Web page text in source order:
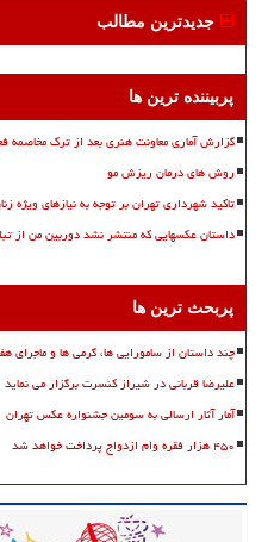
جدیدترین مطالب
پربیننده ترین ها
گزارش آماری معاونت هنری بعد از ترک مخاصمه فعالیت ۸۵گالری و ۴۷
روش های درمان ریزش مو
تاکید شهرداری تهران بر توجه به نیازهای ویژه
داستان عکسهایی که منتشر نشد دوربین من از
پربحث ترین ها
چند داستان از سامورایی ها، گرمی ها و
علیرضا قربانی در شیراز کنسرت برگزار می نماید
آمار آثار ارسالی به سومین جشنواره عکس تهران
۴۵۰ هزار فقره وام ازدواج پرداخت خواهد شد